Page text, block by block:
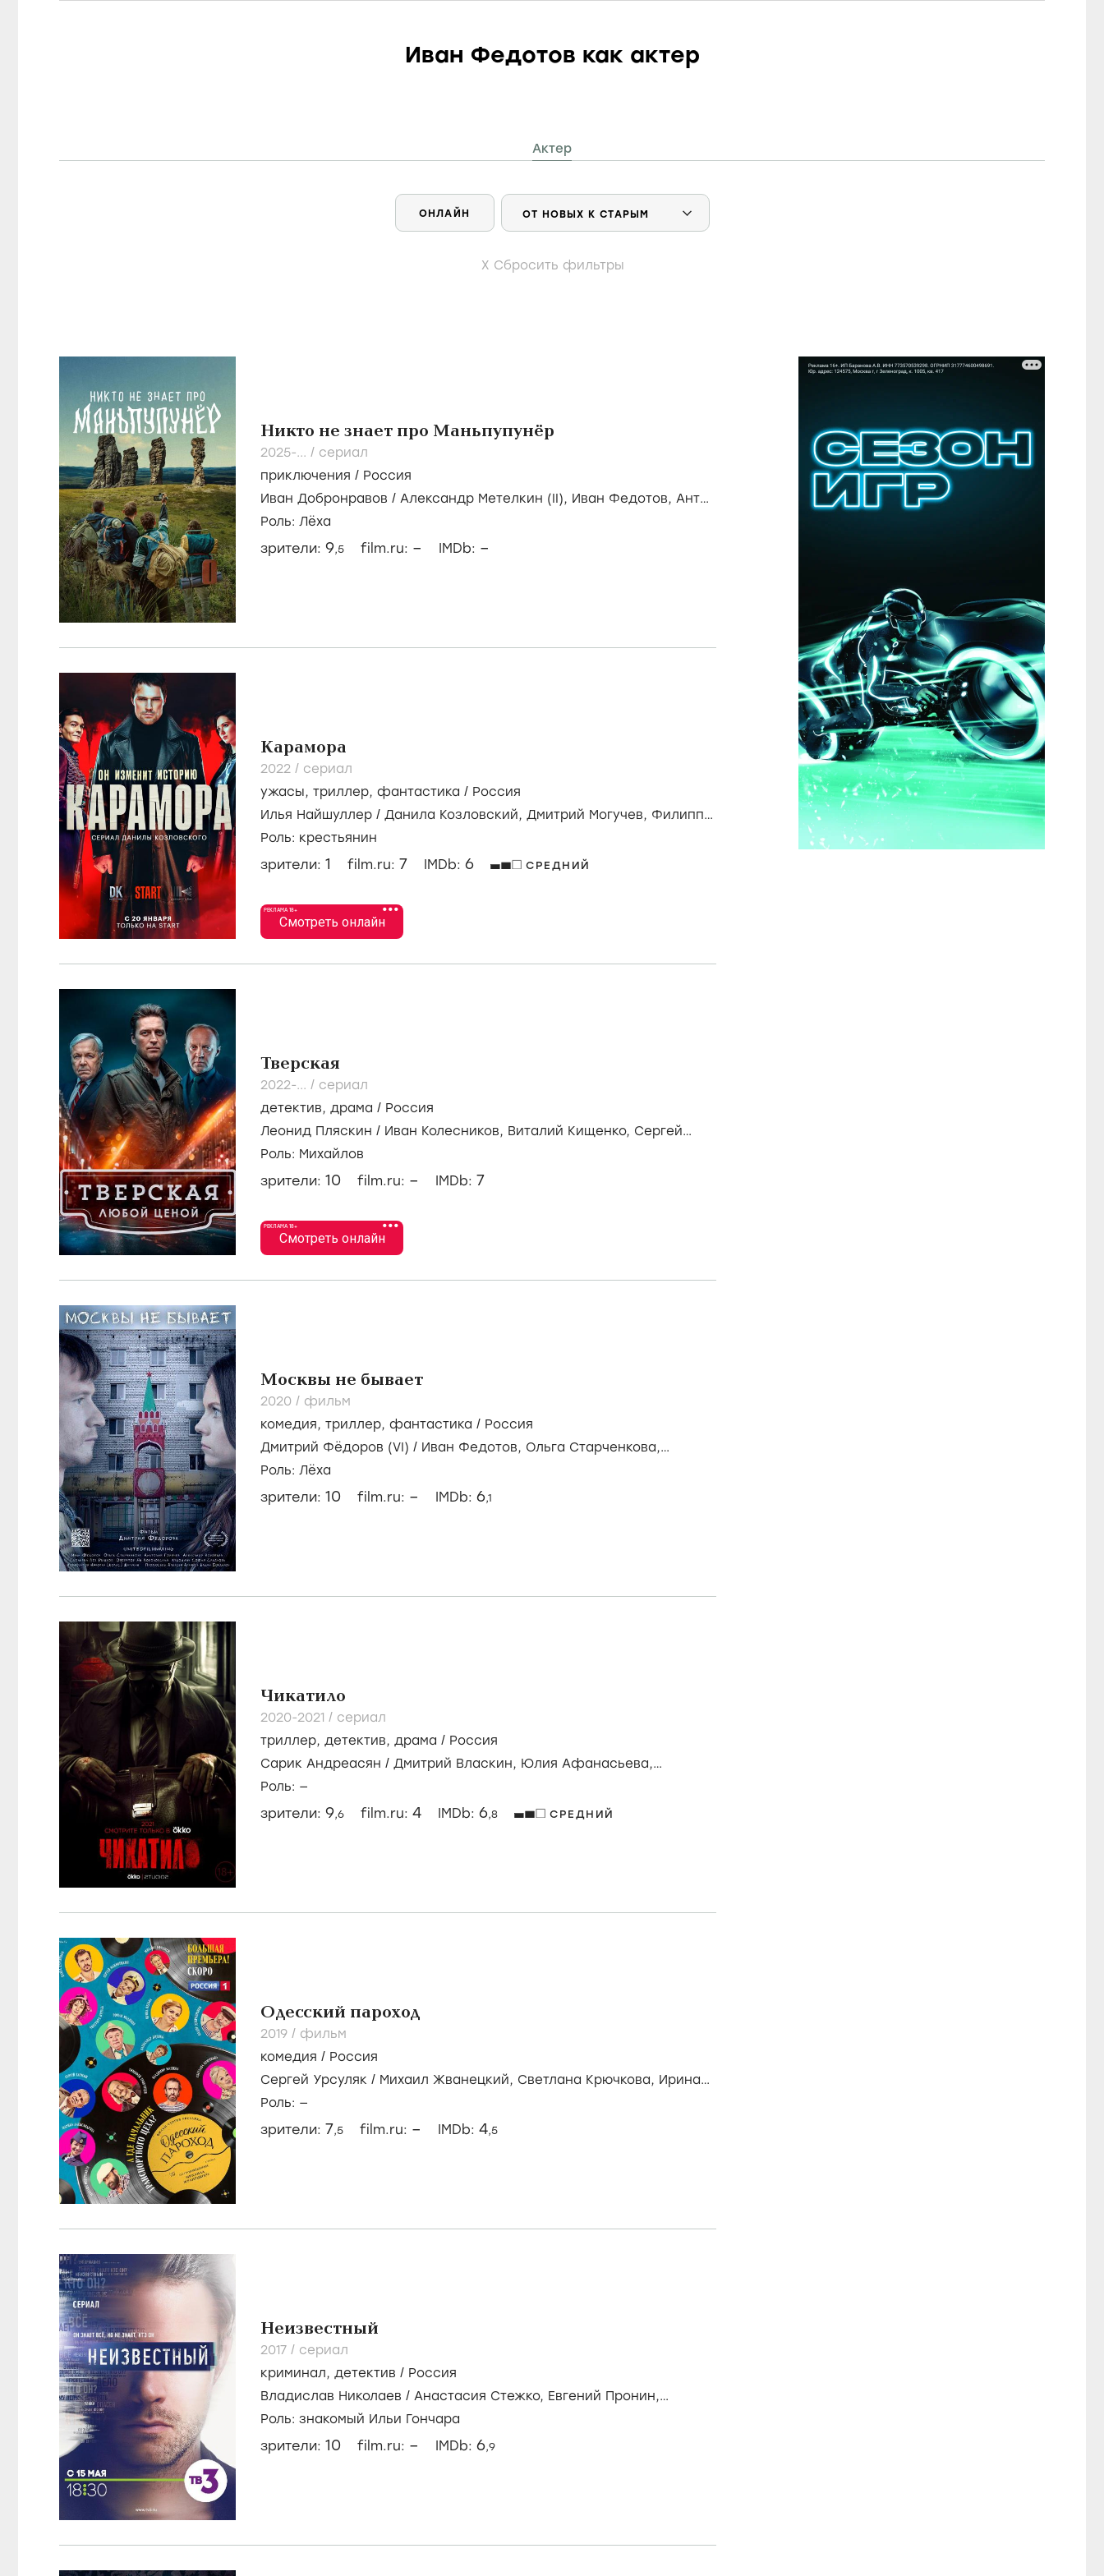
Иван Федотов как актер
Актер
ОНЛАЙН
Сбросить фильтры
Никто не знает про Маньпупунёр
2025-... / сериал
приключения / Россия
Иван Добронравов / Александр Метелкин (II), Иван Федотов, Антон
Момот
Роль: Лёха
зрители: 9,5 film.ru: – IMDb: –
Карамора
2022 / сериал
ужасы, триллер, фантастика / Россия
Илья Найшуллер / Данила Козловский, Дмитрий Могучев, Филипп
Янковский
Роль: крестьянин
зрители: 1 film.ru: 7 IMDb: 6 СРЕДНИЙ
•••
РЕКЛАМА 18+
Смотреть онлайн
Тверская
2022-... / сериал
детектив, драма / Россия
Леонид Пляскин / Иван Колесников, Виталий Кищенко, Сергей
Сосновский
Роль: Михайлов
зрители: 10 film.ru: – IMDb: 7
•••
РЕКЛАМА 18+
Смотреть онлайн
Москвы не бывает
2020 / фильм
комедия, триллер, фантастика / Россия
Дмитрий Фёдоров (VI) / Иван Федотов, Ольга Старченкова,
Анатолий Горячев
Роль: Лёха
зрители: 10 film.ru: – IMDb: 6,1
Чикатило
2020-2021 / сериал
триллер, детектив, драма / Россия
Сарик Андреасян / Дмитрий Власкин, Юлия Афанасьева,
Елизавета Олиферова
Роль: —
зрители: 9,6 film.ru: 4 IMDb: 6,8 СРЕДНИЙ
Одесский пароход
2019 / фильм
комедия / Россия
Сергей Урсуляк / Михаил Жванецкий, Светлана Крючкова, Ирина
Муравьева
Роль: —
зрители: 7,5 film.ru: – IMDb: 4,5
Неизвестный
2017 / сериал
криминал, детектив / Россия
Владислав Николаев / Анастасия Стежко, Евгений Пронин,
Александр Никитин
Роль: знакомый Ильи Гончара
зрители: 10 film.ru: – IMDb: 6,9